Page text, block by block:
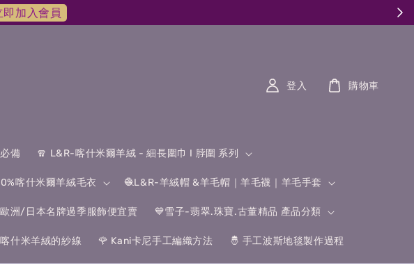
加入會員
備 🧣 L&R-喀什米爾羊絨 - 細長圍巾 I 脖圍 系列
喀什米爾羊絨毛衣 🧶L&R-羊絨帽 &羊毛帽｜羊毛襪｜羊毛手套
洲/日本名牌過季服飾便宜賣 💙雪子-翡翠.珠寶.古董精品 產品分類
什米羊絨的紗線 🌹 Kani卡尼手工編織方法 🤴 手工波斯地毯製作過程
登入 購物車